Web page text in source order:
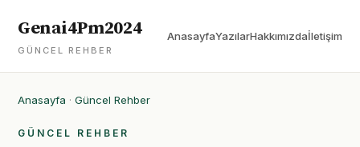
Genai4Pm2024
GÜNCEL REHBER
AnasayfaYazılarHakkımızdaİletişim
Anasayfa · Güncel Rehber
GÜNCEL REHBER